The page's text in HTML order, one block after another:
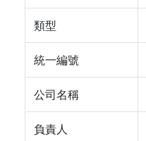
類型
統一編號
公司名稱
負責人